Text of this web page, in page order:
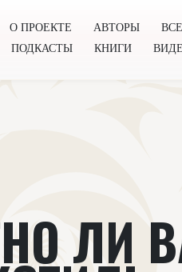
О ПРОЕКТЕ АВТОРЫ
ПОДКАСТЫ КНИГИ
ЛИ